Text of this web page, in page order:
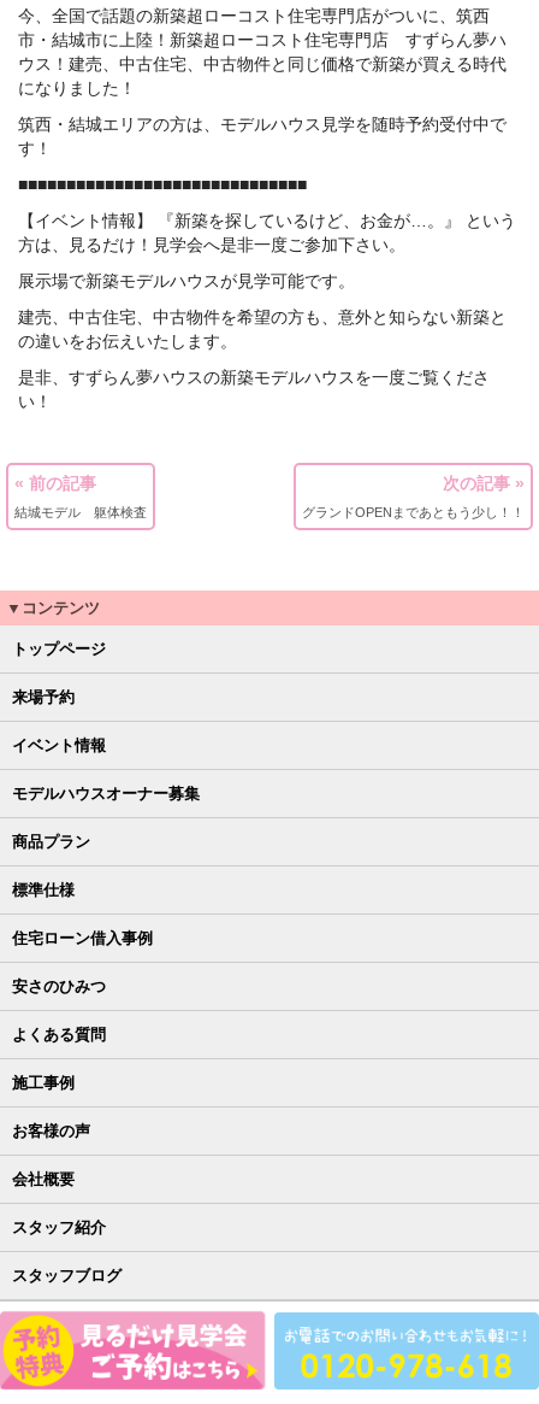
今、全国で話題の新築超ローコスト住宅専門店がついに、筑西
市・結城市に上陸！新築超ローコスト住宅専門店 すずらん夢ハ
ウス！建売、中古住宅、中古物件と同じ価格で新築が買える時代
になりました！
筑西・結城エリアの方は、モデルハウス見学を随時予約受付中で
す！
■■■■■■■■■■■■■■■■■■■■■■■■■■■■■■
【イベント情報】 『新築を探しているけど、お金が…。』 という
方は、見るだけ！見学会へ是非一度ご参加下さい。
展示場で新築モデルハウスが見学可能です。
建売、中古住宅、中古物件を希望の方も、意外と知らない新築と
の違いをお伝えいたします。
是非、すずらん夢ハウスの新築モデルハウスを一度ご覧くださ
い！
« 前の記事
結城モデル 躯体検査
次の記事 »
グランドOPENまであともう少し！！
▼コンテンツ
トップページ
来場予約
イベント情報
モデルハウスオーナー募集
商品プラン
標準仕様
住宅ローン借入事例
安さのひみつ
よくある質問
施工事例
お客様の声
会社概要
スタッフ紹介
スタッフブログ